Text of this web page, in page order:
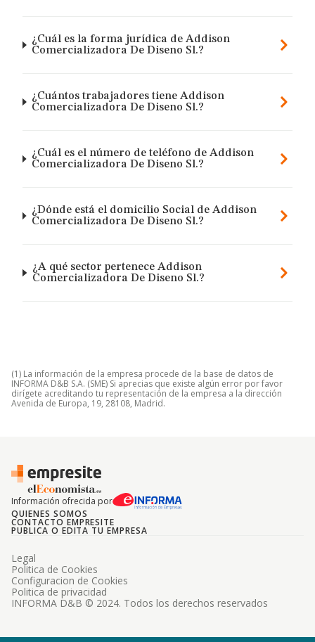
¿Cuál es la forma jurídica de Addison
Comercializadora De Diseno Sl.?
¿Cuántos trabajadores tiene Addison
Comercializadora De Diseno Sl.?
¿Cuál es el número de teléfono de Addison
Comercializadora De Diseno Sl.?
¿Dónde está el domicilio Social de Addison
Comercializadora De Diseno Sl.?
¿A qué sector pertenece Addison
Comercializadora De Diseno Sl.?
(1) La información de la empresa procede de la base de datos de
INFORMA D&B S.A. (SME) Si aprecias que existe algún error por favor
dirígete acreditando tu representación de la empresa a la dirección
Avenida de Europa, 19, 28108, Madrid.
Información ofrecida por
QUIENES SOMOS
CONTACTO EMPRESITE
PUBLICA O EDITA TU EMPRESA
INFORMA D&B © 2024. Todos los derechos reservados
Legal
Politica de Cookies
Configuracion de Cookies
Politica de privacidad